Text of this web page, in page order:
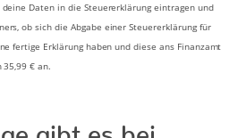
Daten in die Steuererklärung eintragen und
ob sich die Abgabe einer Steuererklärung für
fertige Erklärung haben und diese ans Finanzamt
€ an.
gibt es bei